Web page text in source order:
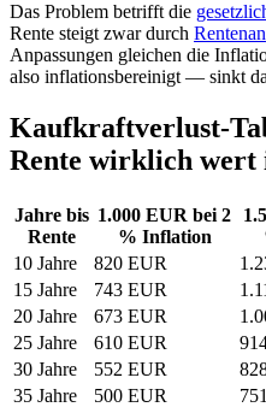
Das Problem betrifft die
Rente steigt zwar durch
Anpassungen gleichen die
also inflationsbereinigt — sinkt
Kaufkraftverlust-
Rente wirklich wert
Jahre bis
Rente
1.000 EUR bei 2
% Inflation
10 Jahre
820 EUR
15 Jahre
743 EUR
20 Jahre
673 EUR
25 Jahre
610 EUR
30 Jahre
552 EUR
35 Jahre
500 EUR